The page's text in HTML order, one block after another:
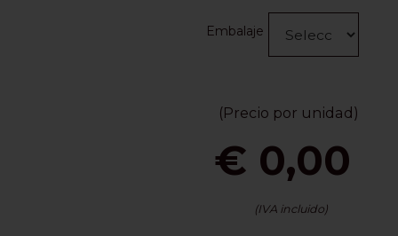
Embalaje
(Precio por unidad)
€ 0,00
(IVA incluido)